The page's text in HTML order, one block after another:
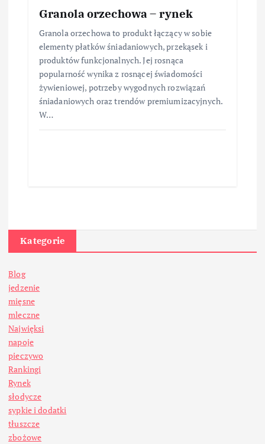
Granola orzechowa – rynek
Granola orzechowa to produkt łączący w sobie
elementy płatków śniadaniowych, przekąsek i
produktów funkcjonalnych. Jej rosnąca
popularność wynika z rosnącej świadomości
żywieniowej, potrzeby wygodnych rozwiązań
śniadaniowych oraz trendów premiumizacyjnych.
W…
Kategorie
Blog
jedzenie
mięsne
mleczne
Najwięksi
napoje
pieczywo
Rankingi
Rynek
słodycze
sypkie i dodatki
tłuszcze
zbożowe